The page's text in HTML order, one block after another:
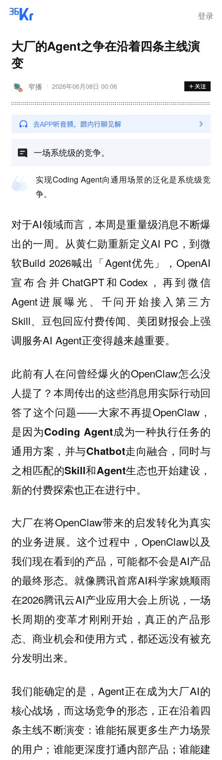
登录
大厂的Agent之争在沿着四条主线演
变
窄播 2026年06月08日 00:06
一场系统级的竞争。
实现Coding Agent向通用场景的泛化是系统级竞
争。
对于AI领域而言，本周是重量级消息不断爆
出的一周。从黄仁勋重新定义AI PC，到微
软Build 2026喊出「Agent优先」，OpenAI
宣布合并ChatGPT和Codex，再到微信
Agent进展曝光、千问开始接入第三方
Skill、豆包回应付费传闻、美团财报会上强
调服务AI Agent正变得越来越重要。
此前有人在问曾经爆火的OpenClaw怎么没
人提了？本周传出的这些消息用实际行动回
答了这个问题——大家不再提OpenClaw，
是因为Coding Agent成为一种执行任务的
通用方案，并与Chatbot走向融合，同时与
之相匹配的Skill和Agent生态也开始建设，
新的付费探索也正在进行中。
大厂在将OpenClaw带来的启发转化为真实
的业务进展。这个过程中，OpenClaw以及
我们现在看到的产品，可能都不会是AI产品
的最终形态。就像腾讯首席AI科学家姚顺雨
在2026腾讯云AI产业应用大会上所说，一场
长周期的变革才刚刚开始，真正的产品形
态、商业机会和使用方式，都还远没有被充
分发明出来。
我们能确定的是，Agent正在成为大厂AI的
核心战场，而这场竞争的形态，正在沿着四
条主线不断演变：谁能拓展更多生产力场景
的用户；谁能更深度打通内部产品；谁能建